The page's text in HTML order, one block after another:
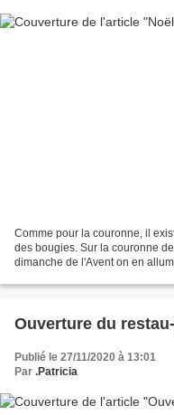
Comme pour la couronne, il
des bougies. Sur la couronne
dimanche de l'Avent on en
Ouverture du
Publié le 27/11/2020 à 13:01
Par .Patricia